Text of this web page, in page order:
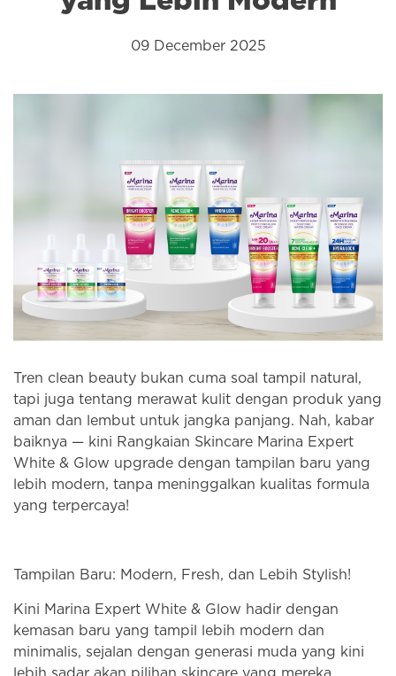
09 December 2025
Tren clean beauty bukan cuma soal tampil natural,
tapi juga tentang merawat kulit dengan produk yang
aman dan lembut untuk jangka panjang. Nah, kabar
baiknya — kini Rangkaian Skincare Marina Expert
White & Glow upgrade dengan tampilan baru yang
lebih modern, tanpa meninggalkan kualitas formula
yang terpercaya!
Tampilan Baru: Modern, Fresh, dan Lebih Stylish!
Kini Marina Expert White & Glow hadir dengan
kemasan baru yang tampil lebih modern dan
minimalis, sejalan dengan generasi muda yang kini
lebih sadar akan pilihan skincare yang mereka